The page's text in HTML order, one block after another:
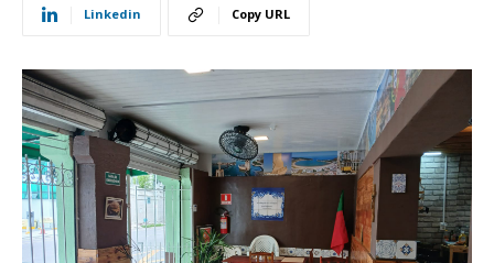
Linkedin Copy URL